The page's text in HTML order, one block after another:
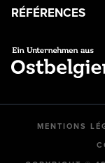
RÉFÉRENCES
MENTIONS